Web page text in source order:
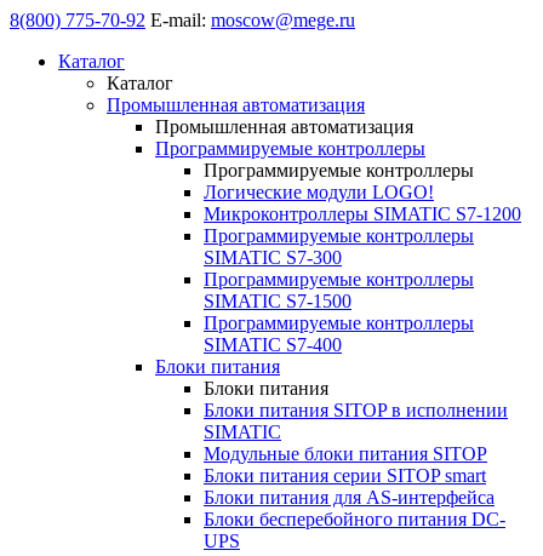
8(800) 775-70-92 E-mail: moscow@mege.ru
Каталог
Каталог
Промышленная автоматизация
Промышленная автоматизация
Программируемые контроллеры
Программируемые контроллеры
Логические модули LOGO!
Микроконтроллеры SIMATIC S7-1200
Программируемые контроллеры
SIMATIC S7-300
Программируемые контроллеры
SIMATIC S7-1500
Программируемые контроллеры
SIMATIC S7-400
Блоки питания
Блоки питания
Блоки питания SITOP в исполнении
SIMATIC
Модульные блоки питания SITOP
Блоки питания серии SITOP smart
Блоки питания для AS-интерфейса
Блоки бесперебойного питания DC-
UPS